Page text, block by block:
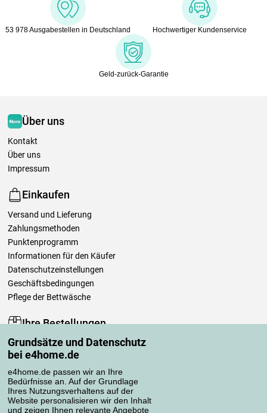
Grundsätze und Datenschutz
bei e4home.de
e4home.de passen wir an Ihre
Bedürfnisse an. Auf der Grundlage
Ihres Nutzungsverhaltens auf der
Website personalisieren wir den Inhalt
und zeigen Ihnen relevante Angebote
53 978 Ausgabestellen in Deutschland Hochwertiger Kundenservice
Geld-zurück-Garantie
Über uns
Kontakt
Über uns
Impressum
Einkaufen
Versand und Lieferung
Zahlungsmethoden
Punktenprogramm
Informationen für den Käufer
Datenschutzeinstellungen
Geschäftsbedingungen
Pflege der Bettwäsche
Ihre Bestellungen
Mein Konto
Bestellübersicht
Reklamationen
Widerrufsbelehrung
Einfach mehr wissen